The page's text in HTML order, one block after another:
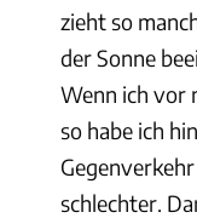
zieht so
der Sonne
Wenn ich vor
so habe ich
schlechter.